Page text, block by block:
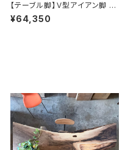
【テーブル脚】Ｖ型アイアン脚 脚
地グランデ【平板カエデ材】H68
8 W585~670 D415~500㎜
¥64,350